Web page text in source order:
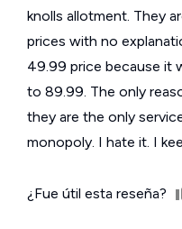
knolls allotment. They
prices with no
49.99 price because it
to 89.99. The only
they are the only
monopoly. I hate it. I
¿Fue útil esta reseña?